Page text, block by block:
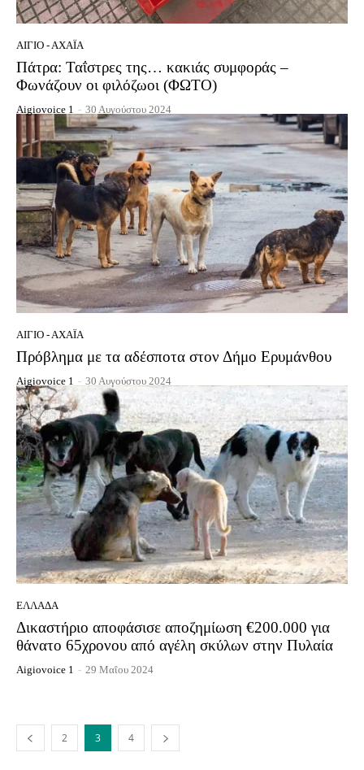
ΑΊΓΙΟ - ΑΧΑΪ́Α
Πάτρα: Ταΐστρες της… κακιάς συμφοράς –
Φωνάζουν οι φιλόζωοι (ΦΩΤΟ)
Aigiovoice 1 - 30 Αυγούστου 2024
ΑΊΓΙΟ - ΑΧΑΪ́Α
Πρόβλημα με τα αδέσποτα στον Δήμο Ερυμάνθου
Aigiovoice 1 - 30 Αυγούστου 2024
ΕΛΛΆΔΑ
Δικαστήριο αποφάσισε αποζημίωση €200.000 για
θάνατο 65χρονου από αγέλη σκύλων στην Πυλαία
Aigiovoice 1 - 29 Μαΐου 2024
2 3 4